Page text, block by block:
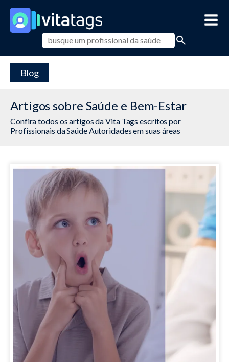
Blog
Artigos sobre Saúde e Bem-Estar
Confira todos os artigos da Vita Tags escritos por
Profissionais da Saúde Autoridades em suas áreas